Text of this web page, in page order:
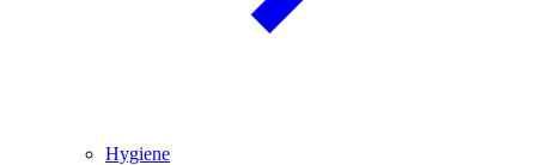
Hygiene